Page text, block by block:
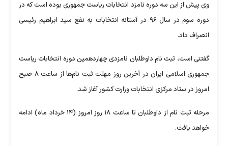
وی پیش از این سه دوره نامزد انتخابات ریاست جمهوری بوده است که در
دوره سوم در سال ۹۶ در آستانه انتخابات به نفع سید ابراهیم رئیسی
انصراف داد.
گفتنی است، ثبت نام داوطلبان نامزدی چهاردهمین دوره انتخابات ریاست
جمهوری اسلامی ایران در آخرین روز مهلت ثبت نام‌ها از ساعت ۸ صبح
امروز در ستاد مرکزی انتخابات وزارت کشور آغاز شد.
مرحله ثبت نام از داوطلبان تا ساعت ۱۸ روز امروز (۱۴ خرداد ماه) ادامه
خواهد یافت.